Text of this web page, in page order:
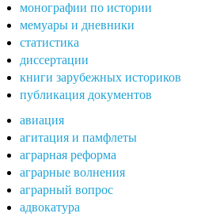
монографии по истории
мемуары и дневники
статистика
диссертации
книги зарубежных историков
публикация документов
авиация
агитация и памфлеты
аграрная реформа
аграрные волнения
аграрный вопрос
адвокатура